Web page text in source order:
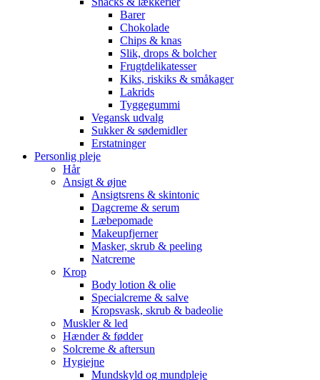
Barer
Chokolade
Chips & knas
Slik, drops & bolcher
Frugtdelikatesser
Kiks, riskiks & småkager
Lakrids
Tyggegummi
Vegansk udvalg
Sukker & sødemidler
Erstatninger
Personlig pleje
Hår
Ansigt & øjne
Ansigtsrens & skintonic
Dagcreme & serum
Læbepomade
Makeupfjerner
Masker, skrub & peeling
Natcreme
Krop
Body lotion & olie
Specialcreme & salve
Kropsvask, skrub & badeolie
Muskler & led
Hænder & fødder
Solcreme & aftersun
Hygiejne
Mundskyld og mundpleje